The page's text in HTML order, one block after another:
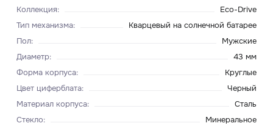
Коллекция:
Eco-Drive
Тип механизма:
Кварцевый на солнечной батарее
Пол:
Мужские
Диаметр:
43 мм
Форма корпуса:
Круглые
Цвет циферблата:
Черный
Материал корпуса:
Сталь
Стекло:
Минеральное